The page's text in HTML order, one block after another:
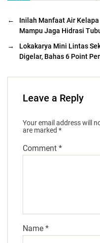
←
Inilah Manfaat Air
Mampu Jaga Hidrasi
→
Lokakarya Mini Lintas
Digelar, Bahas 6 Point
Leave a Reply
Your email address will
are marked *
Comment *
Name *